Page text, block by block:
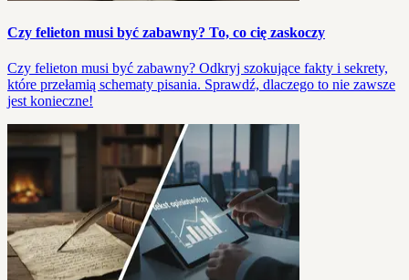
Czy felieton musi być zabawny? To, co cię zaskoczy
Czy felieton musi być zabawny? Odkryj szokujące fakty i sekrety,
które przełamią schematy pisania. Sprawdź, dlaczego to nie zawsze
jest konieczne!